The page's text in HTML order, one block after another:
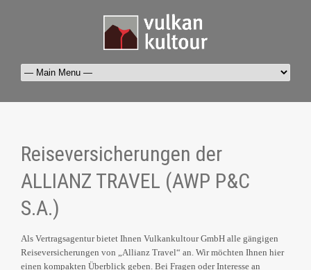
Reiseversicherungen der
ALLIANZ TRAVEL (AWP P&C
S.A.)
Als Vertragsagentur bietet Ihnen Vulkankultour GmbH alle gängigen
Reiseversicherungen von „Allianz Travel“ an. Wir möchten Ihnen hier
einen kompakten Überblick geben. Bei Fragen oder Interesse an